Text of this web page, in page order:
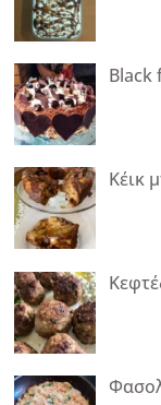
Black
Κέικ